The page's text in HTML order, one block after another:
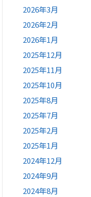
2026年3月
2026年2月
2026年1月
2025年12月
2025年11月
2025年10月
2025年8月
2025年7月
2025年2月
2025年1月
2024年12月
2024年9月
2024年8月